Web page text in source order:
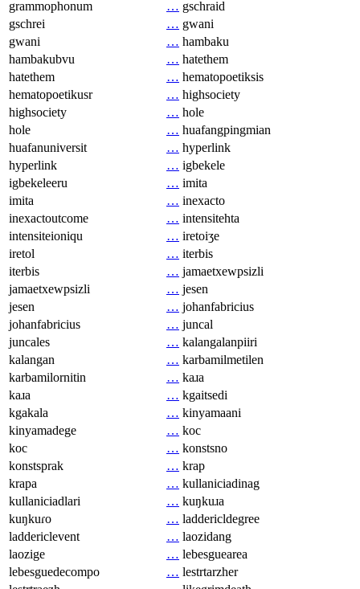
grammophonum
… gschraid
gschrei
… gwani
gwani
… hambaku
hambakubvu
… hatethem
hatethem
… hematopoetiksis
hematopoetikusr
… highsociety
highsociety
… hole
hole
… huafangpingmian
huafanuniversit
… hyperlink
hyperlink
… igbekele
igbekeleeru
… imita
imita
… inexacto
inexactoutcome
… intensitehta
intensiteioniqu
… iretoiʒe
iretol
… iterbis
iterbis
… jamaetxewpsizli
jamaetxewpsizli
… jesen
jesen
… johanfabricius
johanfabricius
… juncal
juncales
… kalangalanpiiri
kalangan
… karbamilmetilen
karbamilornitin
… kaɹa
kaɹa
… kgaitsedi
kgakala
… kinyamaani
kinyamadege
… koc
koc
… konstsno
konstsprak
… krap
krapa
… kullaniciadinag
kullaniciadlari
… kuŋkuɹa
kuŋkuɾo
… laddericldegree
laddericlevent
… laozidang
laozige
… lebesguearea
lebesguedecompo
… lestrtarzher